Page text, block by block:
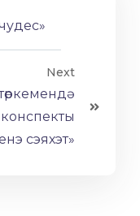
Next
сэяхэт»